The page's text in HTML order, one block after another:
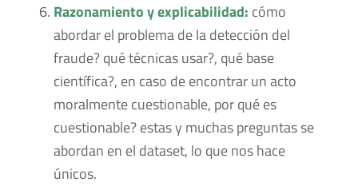
Razonamiento y explicabilidad: cómo
abordar el problema de la detección del
fraude? qué técnicas usar?, qué base
científica?, en caso de encontrar un acto
moralmente cuestionable, por qué es
cuestionable? estas y muchas preguntas se
abordan en el dataset, lo que nos hace
únicos.